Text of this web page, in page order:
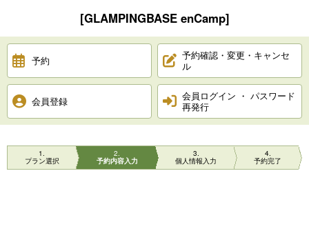
[GLAMPINGBASE enCamp]
予約
予約確認・変更・キャンセ
ル
会員登録
会員ログイン ・ パスワード
再発行
1
プラン選択
2
予約内容入力
3
個人情報入力
4
予約完了